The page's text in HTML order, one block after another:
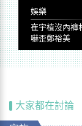
娛樂
崔宇植沒內褲
嚇歪鄭裕美
大家都在討論